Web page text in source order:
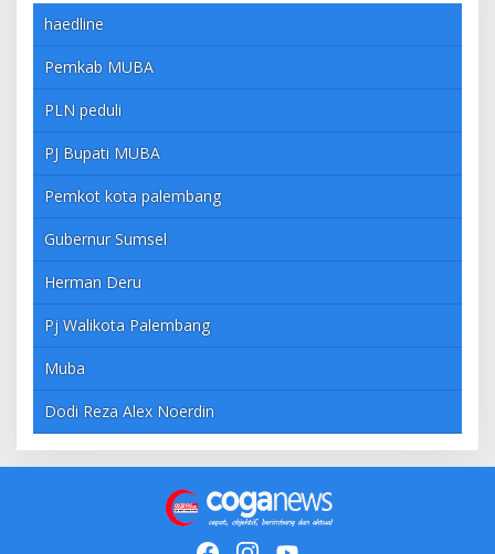
haedline
Pemkab MUBA
PLN peduli
PJ Bupati MUBA
Pemkot kota palembang
Gubernur Sumsel
Herman Deru
Pj Walikota Palembang
Muba
Dodi Reza Alex Noerdin